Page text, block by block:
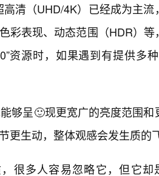
清（UHD/4K）已经成为主流
彩表现、动态范围（HDR）
资源时，如果遇到有提供多
够呈🙂现更宽广的亮度范围
更生动，整体观感会发生质的
很多人容易忽略它，但它